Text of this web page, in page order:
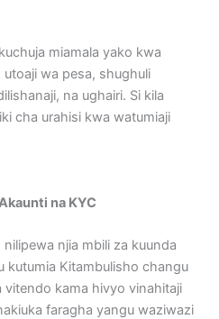
miamala yako kwa
wa pesa, shughuli
na ughairi. Si kila
cha urahisi kwa watumiaji
na KYC
njia mbili za kuunda
kutumia Kitambulisho changu
kama hivyo vinahitaji
faragha yangu waziwazi